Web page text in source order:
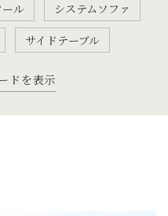
ル
システムソファ
サイドテーブル
ドを表示